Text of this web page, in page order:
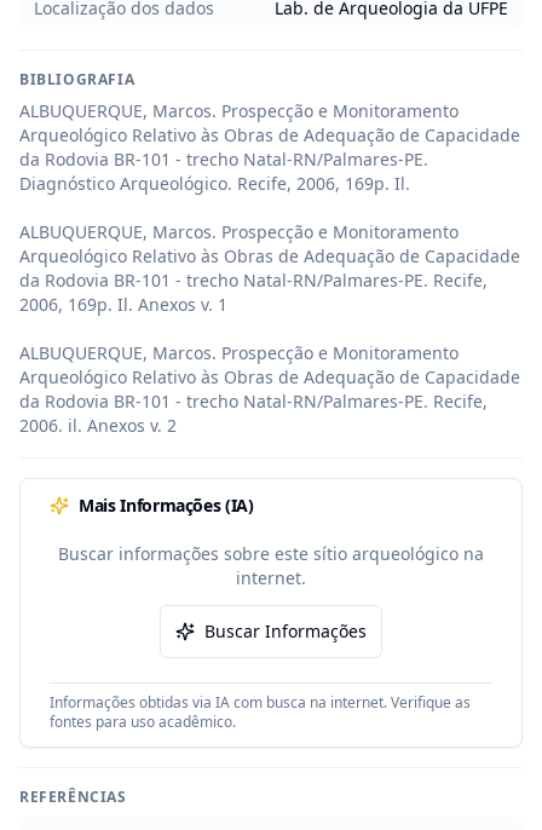
Localização dos dados
Lab. de Arqueologia da UFPE
BIBLIOGRAFIA
ALBUQUERQUE, Marcos. Prospecção e Monitoramento
Arqueológico Relativo às Obras de Adequação de Capacidade
da Rodovia BR-101 - trecho Natal-RN/Palmares-PE.
Diagnóstico Arqueológico. Recife, 2006, 169p. Il.
ALBUQUERQUE, Marcos. Prospecção e Monitoramento
Arqueológico Relativo às Obras de Adequação de Capacidade
da Rodovia BR-101 - trecho Natal-RN/Palmares-PE. Recife,
2006, 169p. Il. Anexos v. 1
ALBUQUERQUE, Marcos. Prospecção e Monitoramento
Arqueológico Relativo às Obras de Adequação de Capacidade
da Rodovia BR-101 - trecho Natal-RN/Palmares-PE. Recife,
2006. il. Anexos v. 2
Mais Informações (IA)
Buscar informações sobre este sítio arqueológico na
internet.
Buscar Informações
Informações obtidas via IA com busca na internet. Verifique as
fontes para uso acadêmico.
REFERÊNCIAS